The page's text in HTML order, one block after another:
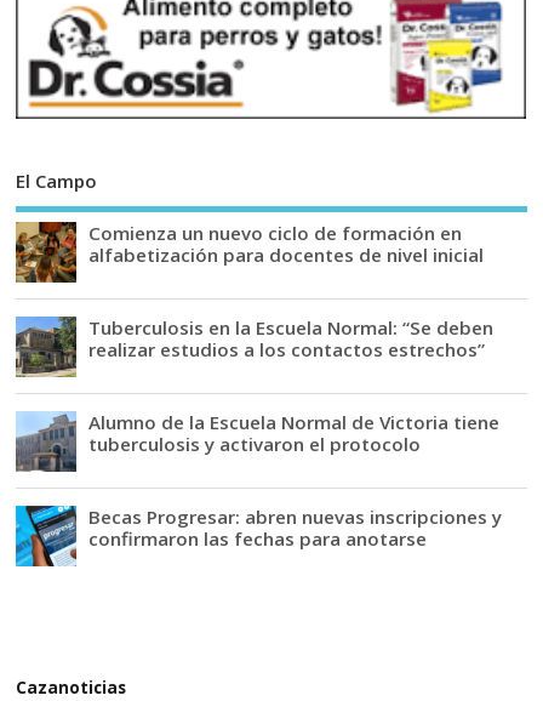
El Campo
Comienza un nuevo ciclo de formación en
alfabetización para docentes de nivel inicial
Tuberculosis en la Escuela Normal: “Se deben
realizar estudios a los contactos estrechos”
Alumno de la Escuela Normal de Victoria tiene
tuberculosis y activaron el protocolo
Becas Progresar: abren nuevas inscripciones y
confirmaron las fechas para anotarse
Cazanoticias